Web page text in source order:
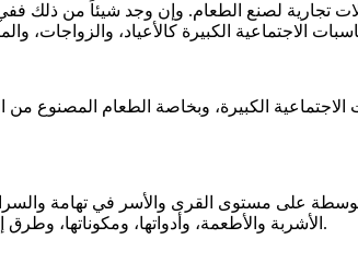
على مستوى القرى والأسر في تهامة
الأشربة والأطعمة، وأدواتها، ومكوناتها، وطرق إعدادها، وقد وثقت شيئاً من ذلك في بعض مؤلفاتي التي صدرت خلال إلعقود الأربعة الماضية.